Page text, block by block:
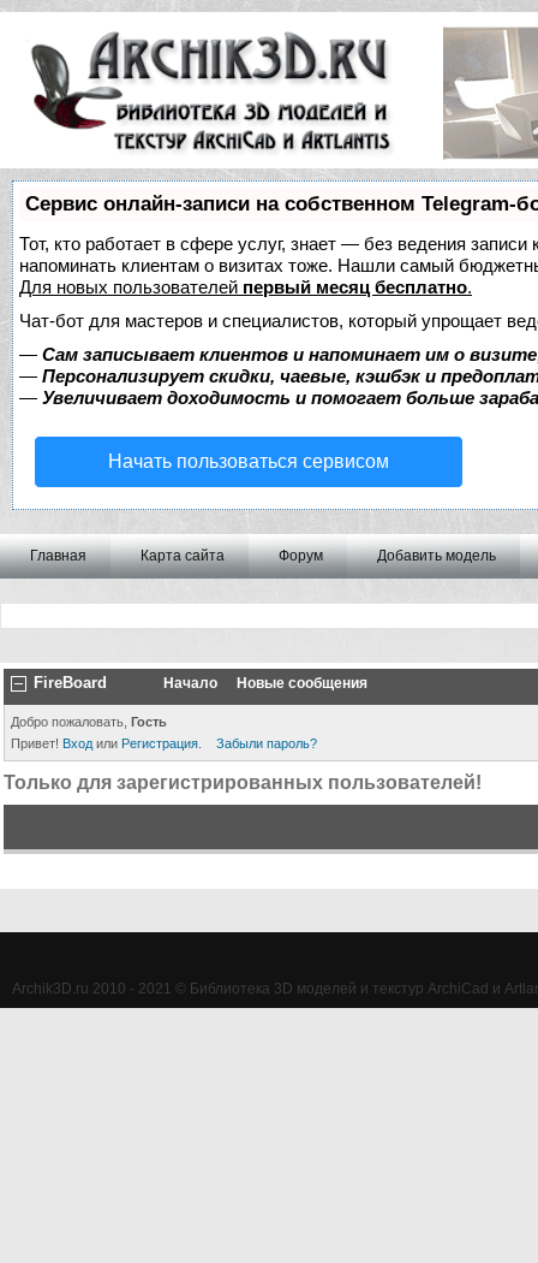
Сервис онлайн-записи на собственном Telegram-
Тот, кто работает в сфере услуг, знает — без ведения
напоминать клиентам о визитах тоже. Нашли самый
Для новых пользователей первый месяц бесплатно.
Чат-бот для мастеров и специалистов, который упрощает
— Сам записывает клиентов и напоминает им о
— Персонализирует скидки, чаевые, кэшбэк и
— Увеличивает доходимость и помогает больше
Начать пользоваться сервисом
Главная Карта сайта Форум Добавить модель
FireBoard Начало Новые сообщения
Добро пожаловать, Гость
Привет! Вход или Регистрация Забыли пароль?
Только для зарегистрированных пользователей!
Archik3D.ru 2010 - 2021 © Библиотека 3D моделей и текстур ArchiCad и